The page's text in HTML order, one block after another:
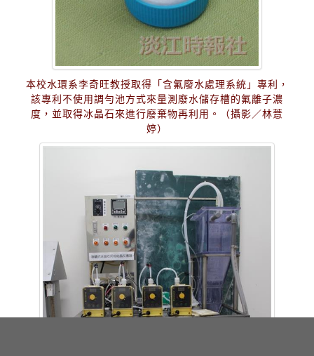
本校水環系李奇旺教授取得「含氟廢水處理系統」專利，
該專利不使用調勻池方式來量測廢水儲存槽的氟離子濃
度，並取得冰晶石來進行廢棄物再利用。（攝影／林薏
婷）